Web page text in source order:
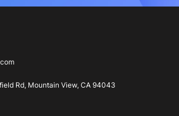
Rd, Mountain View, CA 94043